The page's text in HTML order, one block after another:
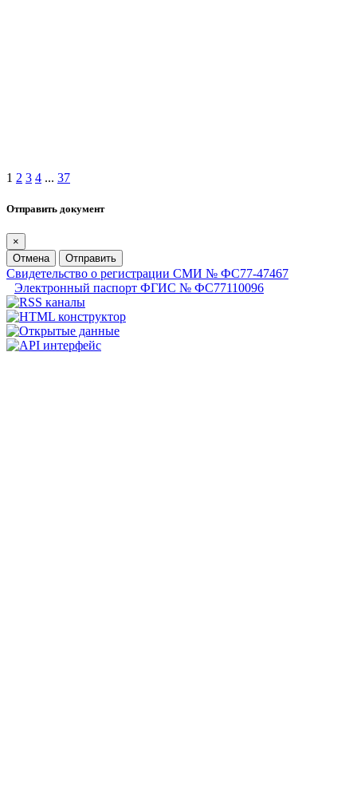
1 2 3 4 ... 37
Отправить документ
×
Отмена
Отправить
Свидетельство о регистрации СМИ № ФС77-47467
Электронный паспорт ФГИС № ФС77110096